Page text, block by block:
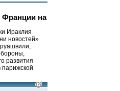
на
Ираклия
новостей»
развития
парижской